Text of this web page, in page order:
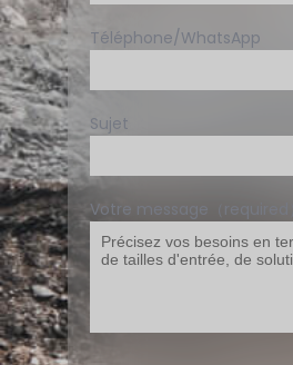
Téléphone/WhatsApp
Sujet
Votre message（required）